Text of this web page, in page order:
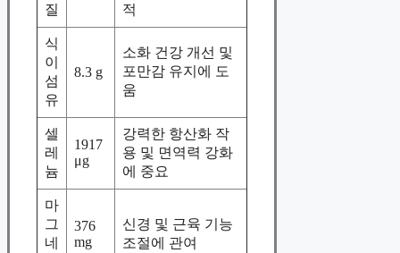
질
적
식
이
섬
유
8.3 g
소화 건강 개선 및
포만감 유지에 도
움
셀
레
늄
1917
μg
강력한 항산화 작
용 및 면역력 강화
에 중요
마
그
네
376
mg
신경 및 근육 기능
조절에 관여